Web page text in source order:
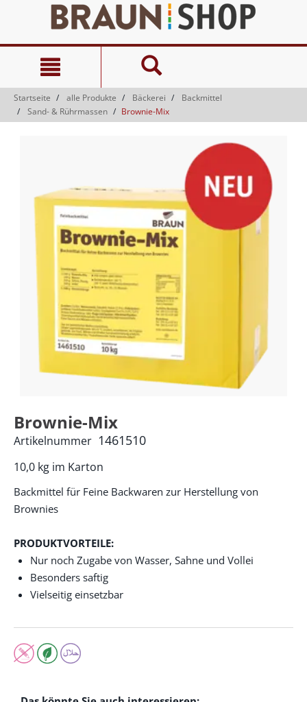
springen
Navigationsmenü
springen
Startseite alle Produkte Bäckerei
Backmittel
Sand- & Rührmassen
Brownie-Mix
Brownie-Mix
10,0 kg im Karton
Artikelnummer 1461510
Backmittel für Feine Backwaren zur Herstellung von
Brownies
PRODUKTVORTEILE:
Nur noch Zugabe von Wasser, Sahne und Vollei
Besonders saftig
Vielseitig einsetzbar